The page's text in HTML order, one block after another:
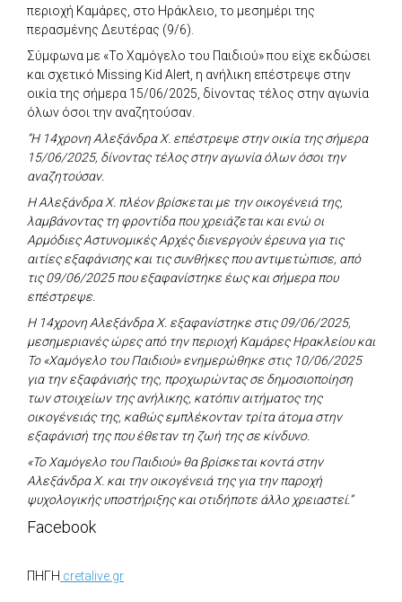
περιοχή Καμάρες, στο Ηράκλειο, το μεσημέρι της
περασμένης Δευτέρας (9/6).
Σύμφωνα με «To Χαμόγελο του Παιδιού» που είχε εκδώσει
και σχετικό Missing Kid Alert, η ανήλικη επέστρεψε στην
οικία της σήμερα 15/06/2025, δίνοντας τέλος στην αγωνία
όλων όσοι την αναζητούσαν.
“Η 14χρονη Αλεξάνδρα Χ. επέστρεψε στην οικία της σήμερα
15/06/2025, δίνοντας τέλος στην αγωνία όλων όσοι την
αναζητούσαν.
Η Αλεξάνδρα Χ. πλέον βρίσκεται με την οικογένειά της,
λαμβάνοντας τη φροντίδα που χρειάζεται και ενώ οι
Αρμόδιες Αστυνομικές Αρχές διενεργούν έρευνα για τις
αιτίες εξαφάνισης και τις συνθήκες που αντιμετώπισε, από
τις 09/06/2025 που εξαφανίστηκε έως και σήμερα που
επέστρεψε.
Η 14χρονη Αλεξάνδρα Χ. εξαφανίστηκε στις 09/06/2025,
μεσημεριανές ώρες από την περιοχή Καμάρες Ηρακλείου και
Το «Χαμόγελο του Παιδιού» ενημερώθηκε στις 10/06/2025
για την εξαφάνισής της, προχωρώντας σε δημοσιοποίηση
των στοιχείων της ανήλικης, κατόπιν αιτήματος της
οικογένειάς της, καθώς εμπλέκονταν τρίτα άτομα στην
εξαφάνισή της που έθεταν τη ζωή της σε κίνδυνο.
«To Χαμόγελο του Παιδιού» θα βρίσκεται κοντά στην
Αλεξάνδρα Χ. και την οικογένειά της για την παροχή
ψυχολογικής υποστήριξης και οτιδήποτε άλλο χρειαστεί.”
Facebook
ΠΗΓΗ cretalive.gr